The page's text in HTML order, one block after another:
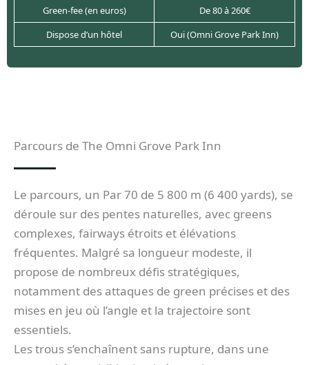
Green-fee (en euros)
De 80 à 260€
Dispose d’un hôtel
Oui (Omni Grove Park Inn)
Parcours de The Omni Grove Park Inn
Le parcours, un Par 70 de 5 800 m (6 400 yards), se
déroule sur des pentes naturelles, avec greens
complexes, fairways étroits et élévations
fréquentes. Malgré sa longueur modeste, il
propose de nombreux défis stratégiques,
notamment des attaques de green précises et des
mises en jeu où l’angle et la trajectoire sont
essentiels.
Les trous s’enchaînent sans rupture, dans une